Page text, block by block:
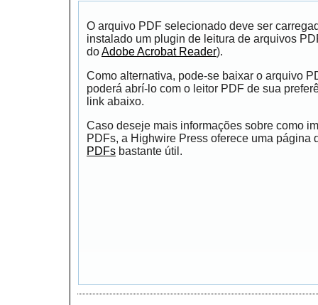
O arquivo PDF selecionado deve ser
instalado um plugin de leitura de arquivos
doAdobe Acrobat Reader).
Como alternativa, pode-se baixar o arquivo
poderá abrí-lo com o leitor PDF de sua
link abaixo.
Caso deseje mais informações sobre como
PDFs, a Highwire Press oferece uma página
PDFs bastante útil.